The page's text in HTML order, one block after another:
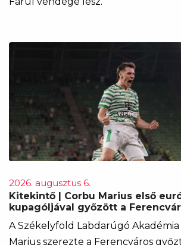
2026. augusztus 6.
Kitekintő | Corbu Marius első
kupagóljával győzött a
A Székelyföld Labdarúgó
Marius szerezte a Ferencváros